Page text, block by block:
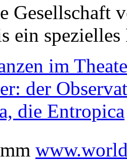
Gesellschaft
ein
im
der
die Entropica